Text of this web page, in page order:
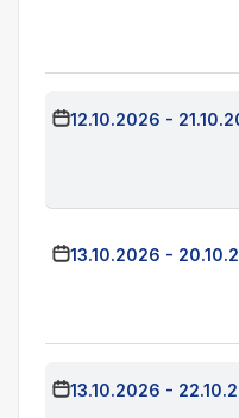
12.10.2026 -
13.10.2026 -
13.10.2026 -